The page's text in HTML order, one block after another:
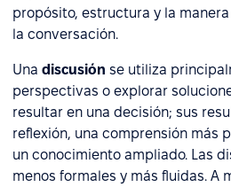
propósito, estructura y la
la conversación.
Una discusión se utiliza
perspectivas o explorar
resultar en una decisión; sus
reflexión, una comprensión más
un conocimiento ampliado. Las
menos formales y más fluidas. A